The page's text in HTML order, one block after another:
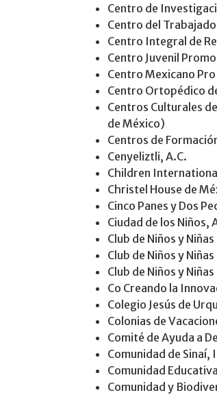
Centro de
Centro del
Centro Integral de
Centro Juvenil
Centro Mexicano
Centro Ortopédico
Centros Culturales
de México)
Centros de
Cenyeliztli, A.C.
Children
Christel House de
Cinco Panes y Dos
Ciudad de los Niños,
Club de Niños y
Club de Niños y
Club de Niños y
Co Creando la
Colegio Jesús de
Colonias de
Comité de Ayuda a
Comunidad de Sinaí,
Comunidad
Comunidad y